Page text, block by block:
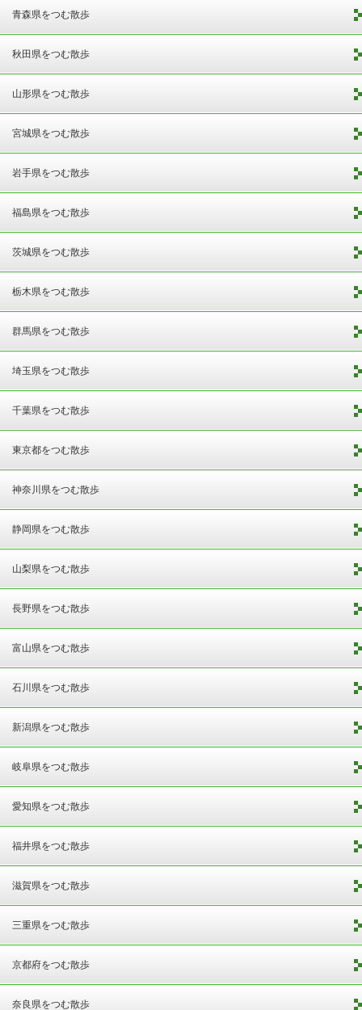
青森県をつむ散歩
秋田県をつむ散歩
山形県をつむ散歩
宮城県をつむ散歩
岩手県をつむ散歩
福島県をつむ散歩
茨城県をつむ散歩
栃木県をつむ散歩
群馬県をつむ散歩
埼玉県をつむ散歩
千葉県をつむ散歩
東京都をつむ散歩
神奈川県をつむ散歩
静岡県をつむ散歩
山梨県をつむ散歩
長野県をつむ散歩
富山県をつむ散歩
石川県をつむ散歩
新潟県をつむ散歩
岐阜県をつむ散歩
愛知県をつむ散歩
福井県をつむ散歩
滋賀県をつむ散歩
三重県をつむ散歩
京都府をつむ散歩
奈良県をつむ散歩